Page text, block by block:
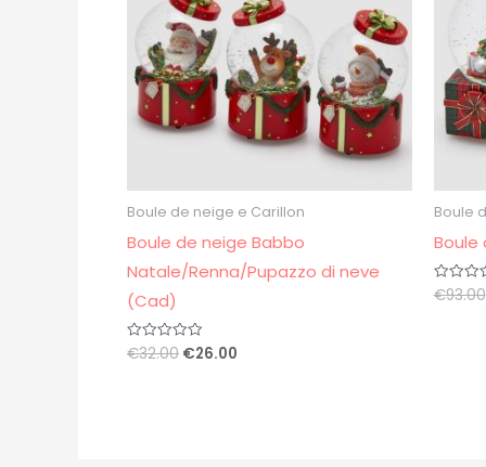
Boule de neige e Carillon
Boule de neige Babbo
Natale/Renna/Pupazzo di neve
(Cad)
Valutato
0
€32.00 €26.00
Boule
Boule
Valutato
0
€93.00